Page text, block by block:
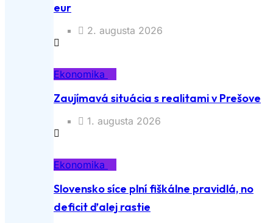
eur
2. augusta 2026
Ekonomika
Zaujímavá situácia s realitami v Prešove
1. augusta 2026
Ekonomika
Slovensko síce plní fiškálne pravidlá, no
deficit ďalej rastie